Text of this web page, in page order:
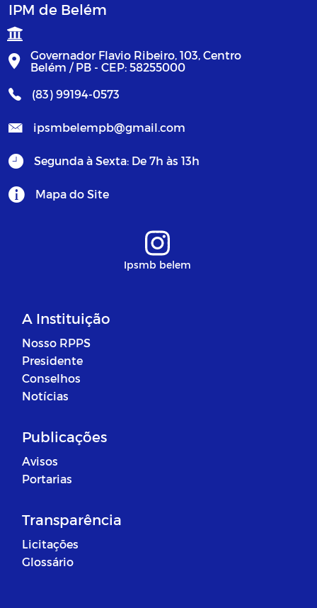
IPM de Belém
Governador Flavio Ribeiro, 103, Centro
Belém / PB - CEP: 58255000
(83) 99194-0573
ipsmbelempb@gmail.com
Segunda à Sexta: De 7h às 13h
Mapa do Site
Ipsmb belem
A Instituição
Nosso RPPS
Presidente
Conselhos
Notícias
Publicações
Avisos
Portarias
Transparência
Licitações
Glossário